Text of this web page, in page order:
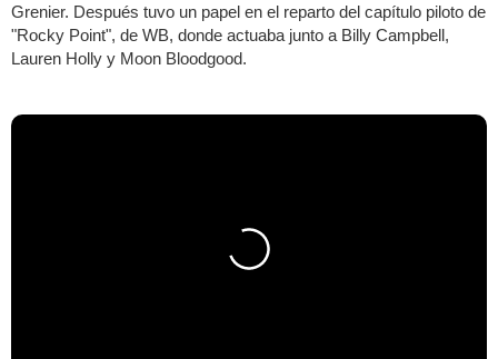
Grenier. Después tuvo un papel en el reparto del capítulo piloto de
"Rocky Point", de WB, donde actuaba junto a Billy Campbell,
Lauren Holly y Moon Bloodgood.